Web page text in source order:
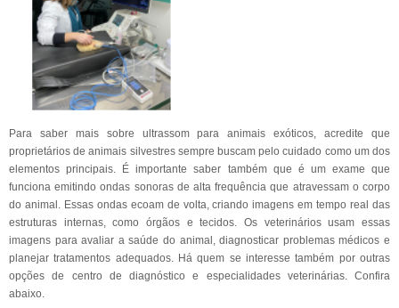
Para saber mais sobre ultrassom para animais exóticos, acredite que
proprietários de animais silvestres sempre buscam pelo cuidado como um dos
elementos principais. É importante saber também que é um exame que
funciona emitindo ondas sonoras de alta frequência que atravessam o corpo
do animal. Essas ondas ecoam de volta, criando imagens em tempo real das
estruturas internas, como órgãos e tecidos. Os veterinários usam essas
imagens para avaliar a saúde do animal, diagnosticar problemas médicos e
planejar tratamentos adequados. Há quem se interesse também por outras
opções de centro de diagnóstico e especialidades veterinárias. Confira
abaixo.